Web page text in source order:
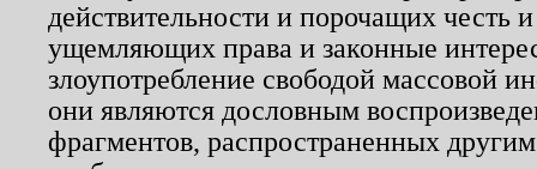
действительности и порочащих честь
ущемляющих права и законные
злоупотребление свободой массовой
они являются дословным
фрагментов, распространенных